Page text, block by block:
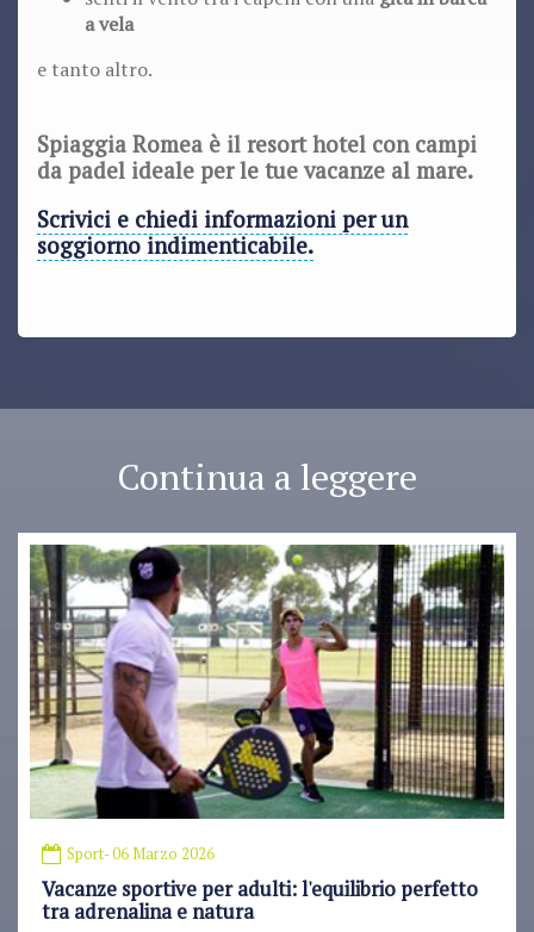
a vela
e tanto altro.
Spiaggia Romea è il resort hotel con campi
da padel ideale per le tue vacanze al mare.
Scrivici e chiedi informazioni per un
soggiorno indimenticabile.
Continua a leggere
Sport- 06 Marzo 2026
Vacanze sportive per adulti: l'equilibrio perfetto
tra adrenalina e natura